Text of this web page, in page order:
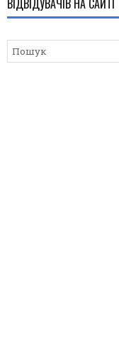
ВІДВІДУВАЧІВ НА САЙТІ